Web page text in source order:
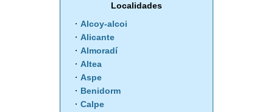
Localidades
Alcoy-alcoi
Alicante
Almoradí
Altea
Aspe
Benidorm
Calpe